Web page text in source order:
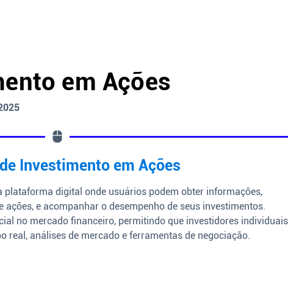
em Ações
Investimento em Ações
plataforma digital onde usuários podem obter informações,
e acompanhar o desempenho de seus investimentos.
no mercado financeiro, permitindo que investidores individuais
real, análises de mercado e ferramentas de negociação.